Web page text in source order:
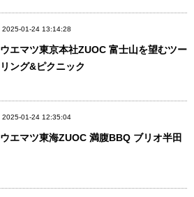
2025-01-24 13:14:28
ウエマツ東京本社ZUOC 富士山を望むツー
リング&ピクニック
2025-01-24 12:35:04
ウエマツ東海ZUOC 満腹BBQ ブリオ半田